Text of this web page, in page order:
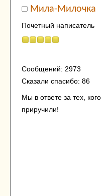
Мила-Милочка
Почетный написатель
Сообщений: 2973
Сказали спасибо: 86
Мы в ответе за тех, кого
приручили!